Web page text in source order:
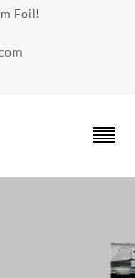
Foil!